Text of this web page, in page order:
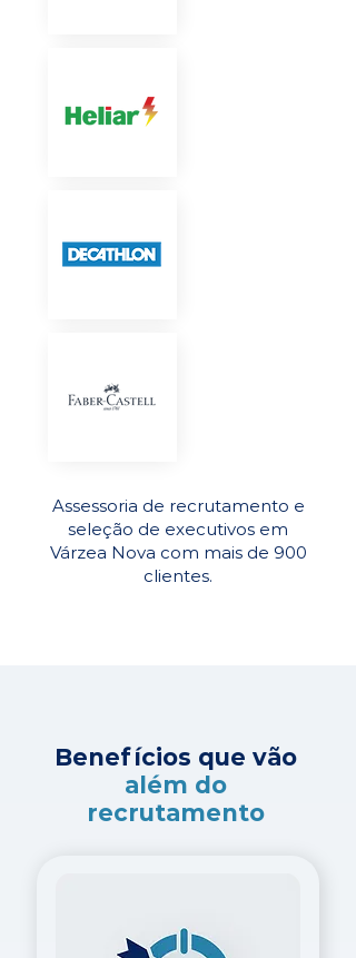
Assessoria de recrutamento e
seleção de executivos em
Várzea Nova com mais de 900
clientes.
Benefícios que vão
além do
recrutamento